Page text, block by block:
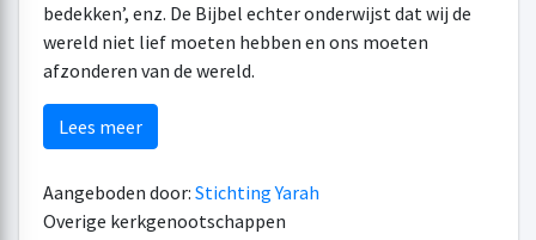
bedekken’, enz. De Bijbel echter onderwijst dat wij de
wereld niet lief moeten hebben en ons moeten
afzonderen van de wereld.
Lees meer
Aangeboden door: Stichting Yarah
Overige kerkgenootschappen